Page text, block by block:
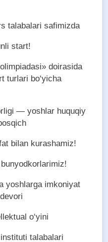
talabalari safimizda
start!
doirasida
turlari bo‘yicha
— yoshlar huquqiy
bilan kurashamiz!
yoshlarga imkoniyat
o‘yini
talabalari